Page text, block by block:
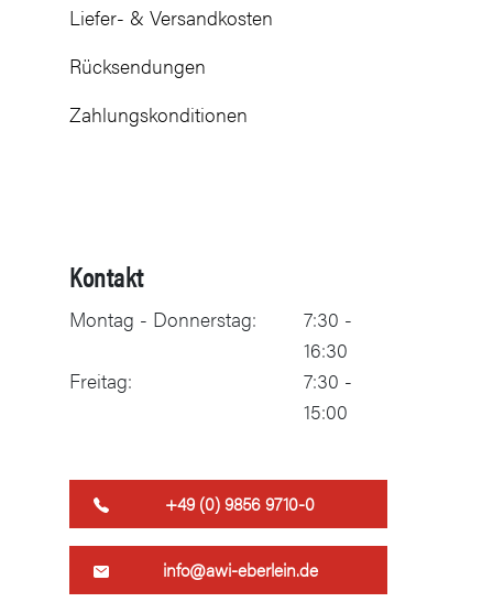
Liefer- & Versandkosten
Rücksendungen
Zahlungskonditionen
Kontakt
Montag - Donnerstag:
7:30 -
16:30
Freitag:
7:30 -
15:00
+49 (0) 9856 9710-0
info@awi-eberlein.de